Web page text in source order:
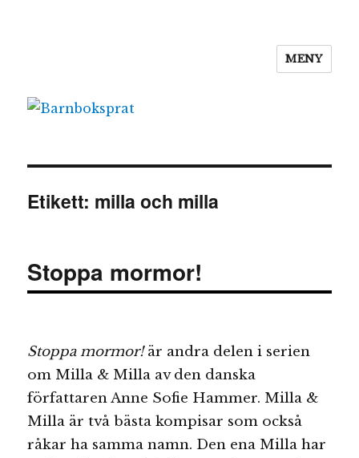
MENY
Etikett: milla och milla
Stoppa mormor!
Stoppa mormor!är andra delen i serien
om Milla & Milla av den danska
författaren Anne Sofie Hammer. Milla &
Milla är två bästa kompisar som också
råkar ha samma namn. Den ena Milla har